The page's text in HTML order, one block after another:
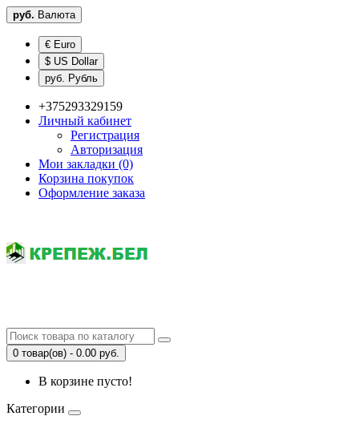
руб. Валюта
€ Euro
$ US Dollar
руб. Рубль
+375293329159
Личный кабинет
Регистрация
Авторизация
Мои закладки (0)
Корзина покупок
Оформление заказа
0 товар(ов) - 0.00 руб.
В корзине пусто!
Категории